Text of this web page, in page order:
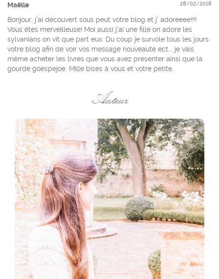
Maëlle 28/02/2018
Bonjour, j’ai découvert sous peut votre blog et j’ adoreeee!!!!
Vous êtes merveilleuse! Moi aussi j’ai une fille on adore les
sylvanians on vit que part eux. Du coup je survole tous les jours
votre blog afin de voir vos message nouveauté ect... je vais
même acheter les livres que vous avez présenter ainsi que la
gourde goespejoe. Mille bises à vous et votre petite.
Auteur